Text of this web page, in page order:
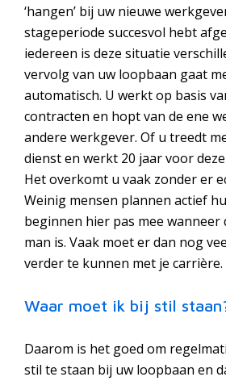
‘hangen’ bij uw nieuwe
stageperiode succesvol hebt
iedereen is deze situatie
vervolg van uw loopbaan gaat
automatisch. U werkt op basis
contracten en hopt van de ene
andere werkgever. Of u treedt
dienst en werkt 20 jaar voor
Het overkomt u vaak zonder er
Weinig mensen plannen actief
beginnen hier pas mee wanneer
man is. Vaak moet er dan nog
verder te kunnen met je carrière.
Waar moet ik bij stil
Daarom is het goed om
stil te staan bij uw loopbaan en